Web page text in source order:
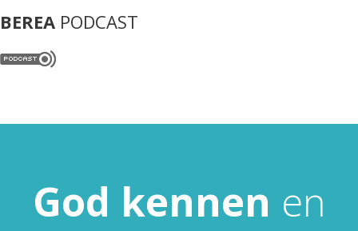
BEREA PODCAST
God kennen en